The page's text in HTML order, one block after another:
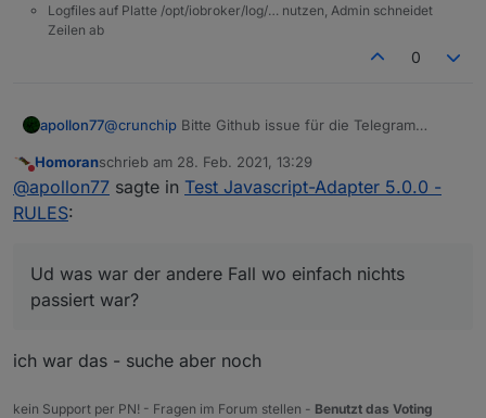
Logfiles auf Platte /opt/iobroker/log/… nutzen, Admin schneidet
Zeilen ab
0
apollon77@crunchip Bitte Github issue für die Telegram
Ud was war der andere Fall wo einfach nichts
passiert war?
Nicht stören
Homoranschrieb am 28. Feb. 2021, 13:29
zuletzt editiert von
@apollon77 sagte in Test Javascript-Adapter 5.0.0 -
RULES:
Ud was war der andere Fall wo einfach nichts
passiert war?
ich war das - suche aber noch
kein Support per PN! - Fragen im Forum stellen - Benutzt das Voting